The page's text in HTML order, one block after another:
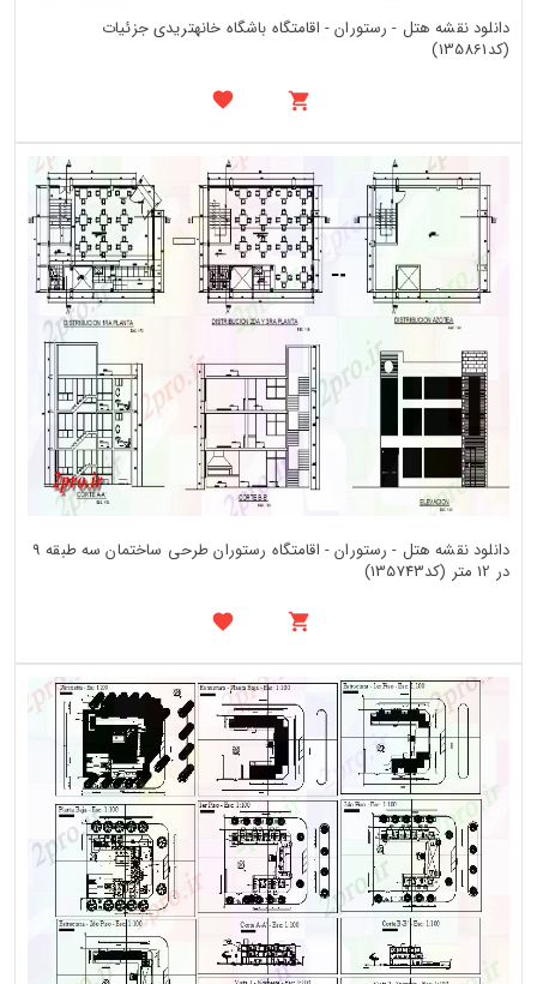
دانلود نقشه هتل - رستوران - اقامتگاه باشگاه خانهتریدی جزئیات
(کد135861)
دانلود نقشه هتل - رستوران - اقامتگاه رستوران طرحی ساختمان سه طبقه 9
در 12 متر (کد135743)